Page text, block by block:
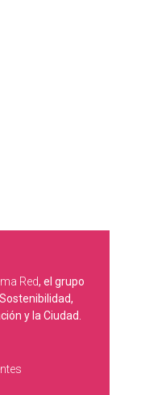
Red, el grupo
y la Ciudad.